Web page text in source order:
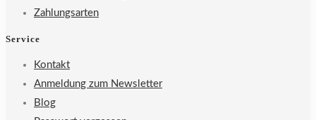
Zahlungsarten
Service
Kontakt
Anmeldung zum Newsletter
Blog